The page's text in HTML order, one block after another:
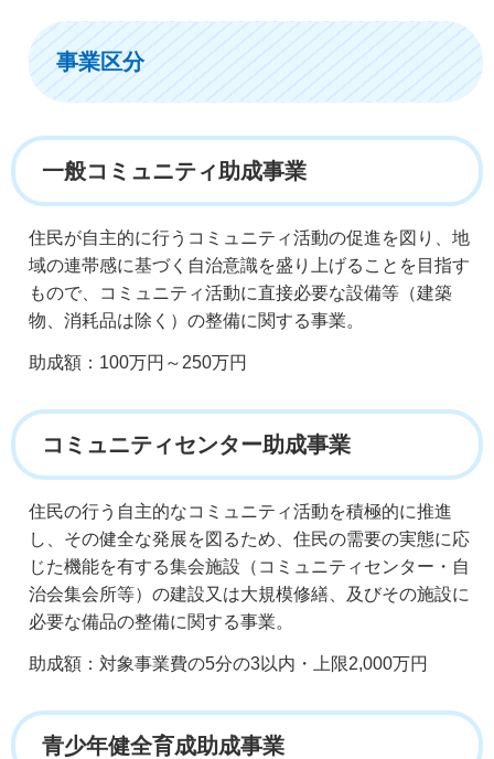
事業区分
一般コミュニティ助成事業
住民が自主的に行うコミュニティ活動の促進を図り、地
域の連帯感に基づく自治意識を盛り上げることを目指す
もので、コミュニティ活動に直接必要な設備等（建築
物、消耗品は除く）の整備に関する事業。
助成額：100万円～250万円
コミュニティセンター助成事業
住民の行う自主的なコミュニティ活動を積極的に推進
し、その健全な発展を図るため、住民の需要の実態に応
じた機能を有する集会施設（コミュニティセンター・自
治会集会所等）の建設又は大規模修繕、及びその施設に
必要な備品の整備に関する事業。
助成額：対象事業費の5分の3以内・上限2,000万円
青少年健全育成助成事業